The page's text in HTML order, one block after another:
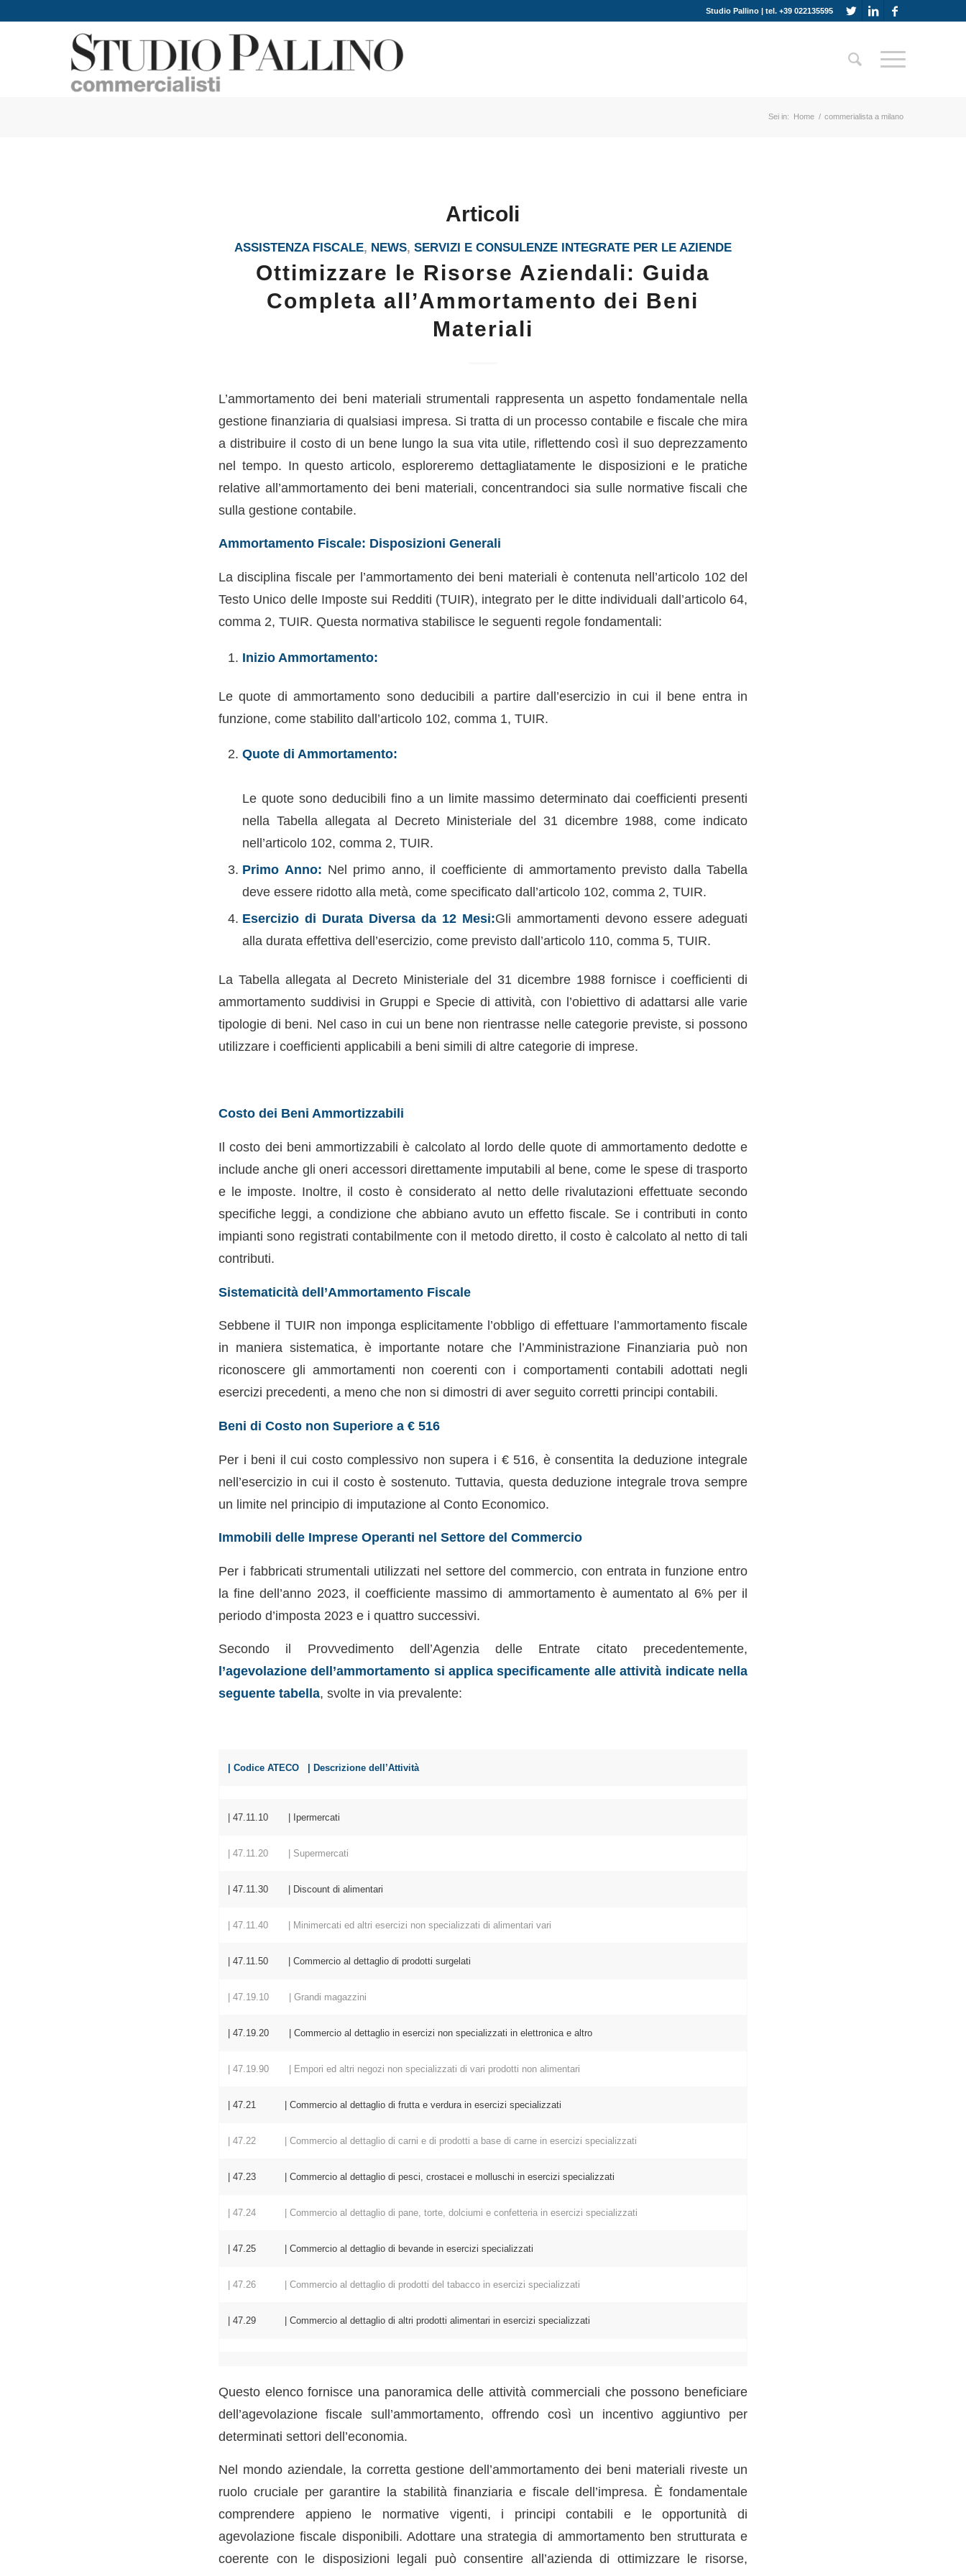
Studio Pallino | tel. +39 022135595
Sei in: Home / commerialista a milano
Articoli
ASSISTENZA FISCALE, NEWS, SERVIZI E CONSULENZE INTEGRATE PER LE AZIENDE
Ottimizzare le Risorse Aziendali: Guida
Completa all’Ammortamento dei Beni
Materiali
L’ammortamento dei beni materiali strumentali rappresenta un aspetto fondamentale nella
gestione finanziaria di qualsiasi impresa. Si tratta di un processo contabile e fiscale che mira
a distribuire il costo di un bene lungo la sua vita utile, riflettendo così il suo deprezzamento
nel tempo. In questo articolo, esploreremo dettagliatamente le disposizioni e le pratiche
relative all’ammortamento dei beni materiali, concentrandoci sia sulle normative fiscali che
sulla gestione contabile.
Ammortamento Fiscale: Disposizioni Generali
La disciplina fiscale per l’ammortamento dei beni materiali è contenuta nell’articolo 102 del
Testo Unico delle Imposte sui Redditi (TUIR), integrato per le ditte individuali dall’articolo 64,
comma 2, TUIR. Questa normativa stabilisce le seguenti regole fondamentali:
Inizio Ammortamento:
Le quote di ammortamento sono deducibili a partire dall’esercizio in cui il bene entra in
funzione, come stabilito dall’articolo 102, comma 1, TUIR.
Quote di Ammortamento:
Le quote sono deducibili fino a un limite massimo determinato dai coefficienti presenti
nella Tabella allegata al Decreto Ministeriale del 31 dicembre 1988, come indicato
nell’articolo 102, comma 2, TUIR.
Primo Anno: Nel primo anno, il coefficiente di ammortamento previsto dalla Tabella
deve essere ridotto alla metà, come specificato dall’articolo 102, comma 2, TUIR.
Esercizio di Durata Diversa da 12 Mesi:Gli ammortamenti devono essere adeguati
alla durata effettiva dell’esercizio, come previsto dall’articolo 110, comma 5, TUIR.
La Tabella allegata al Decreto Ministeriale del 31 dicembre 1988 fornisce i coefficienti di
ammortamento suddivisi in Gruppi e Specie di attività, con l’obiettivo di adattarsi alle varie
tipologie di beni. Nel caso in cui un bene non rientrasse nelle categorie previste, si possono
utilizzare i coefficienti applicabili a beni simili di altre categorie di imprese.
Costo dei Beni Ammortizzabili
Il costo dei beni ammortizzabili è calcolato al lordo delle quote di ammortamento dedotte e
include anche gli oneri accessori direttamente imputabili al bene, come le spese di trasporto
e le imposte. Inoltre, il costo è considerato al netto delle rivalutazioni effettuate secondo
specifiche leggi, a condizione che abbiano avuto un effetto fiscale. Se i contributi in conto
impianti sono registrati contabilmente con il metodo diretto, il costo è calcolato al netto di tali
contributi.
Sistematicità dell’Ammortamento Fiscale
Sebbene il TUIR non imponga esplicitamente l’obbligo di effettuare l’ammortamento fiscale
in maniera sistematica, è importante notare che l’Amministrazione Finanziaria può non
riconoscere gli ammortamenti non coerenti con i comportamenti contabili adottati negli
esercizi precedenti, a meno che non si dimostri di aver seguito corretti principi contabili.
Beni di Costo non Superiore a € 516
Per i beni il cui costo complessivo non supera i € 516, è consentita la deduzione integrale
nell’esercizio in cui il costo è sostenuto. Tuttavia, questa deduzione integrale trova sempre
un limite nel principio di imputazione al Conto Economico.
Immobili delle Imprese Operanti nel Settore del Commercio
Per i fabbricati strumentali utilizzati nel settore del commercio, con entrata in funzione entro
la fine dell’anno 2023, il coefficiente massimo di ammortamento è aumentato al 6% per il
periodo d’imposta 2023 e i quattro successivi.
Secondo il Provvedimento dell’Agenzia delle Entrate citato precedentemente,
l’agevolazione dell’ammortamento si applica specificamente alle attività indicate nella
seguente tabella, svolte in via prevalente:
| Codice ATECO | Descrizione dell’Attività
| 47.11.10 | Ipermercati
| 47.11.20 | Supermercati
| 47.11.30 | Discount di alimentari
| 47.11.40 | Minimercati ed altri esercizi non specializzati di alimentari vari
| 47.11.50 | Commercio al dettaglio di prodotti surgelati
| 47.19.10 | Grandi magazzini
| 47.19.20 | Commercio al dettaglio in esercizi non specializzati in elettronica e altro
| 47.19.90 | Empori ed altri negozi non specializzati di vari prodotti non alimentari
| 47.21 | Commercio al dettaglio di frutta e verdura in esercizi specializzati
| 47.22 | Commercio al dettaglio di carni e di prodotti a base di carne in esercizi specializzati
| 47.23 | Commercio al dettaglio di pesci, crostacei e molluschi in esercizi specializzati
| 47.24 | Commercio al dettaglio di pane, torte, dolciumi e confetteria in esercizi specializzati
| 47.25 | Commercio al dettaglio di bevande in esercizi specializzati
| 47.26 | Commercio al dettaglio di prodotti del tabacco in esercizi specializzati
| 47.29 | Commercio al dettaglio di altri prodotti alimentari in esercizi specializzati
Questo elenco fornisce una panoramica delle attività commerciali che possono beneficiare
dell’agevolazione fiscale sull’ammortamento, offrendo così un incentivo aggiuntivo per
determinati settori dell’economia.
Nel mondo aziendale, la corretta gestione dell’ammortamento dei beni materiali riveste un
ruolo cruciale per garantire la stabilità finanziaria e fiscale dell’impresa. È fondamentale
comprendere appieno le normative vigenti, i principi contabili e le opportunità di
agevolazione fiscale disponibili. Adottare una strategia di ammortamento ben strutturata e
coerente con le disposizioni legali può consentire all’azienda di ottimizzare le risorse,